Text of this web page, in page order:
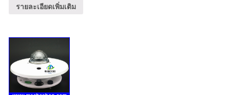
รายละเอียดเพิ่มเติม